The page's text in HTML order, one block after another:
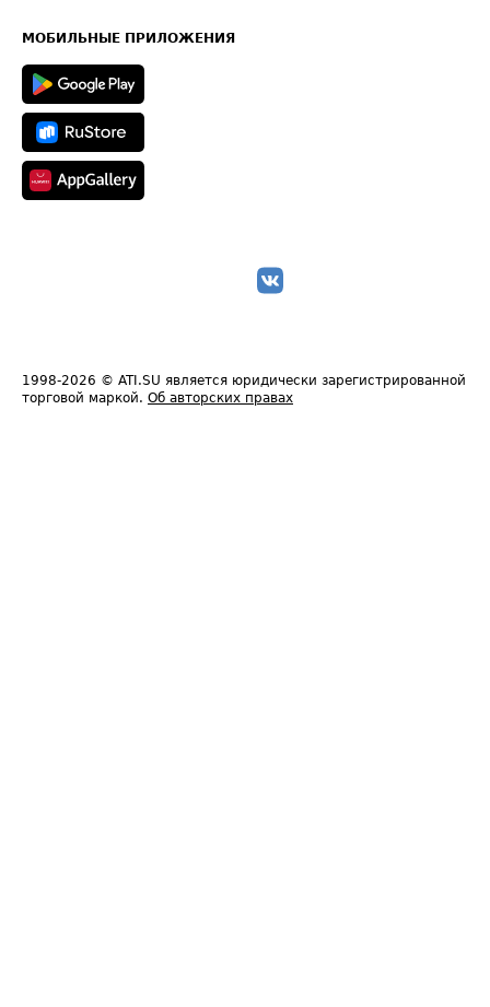
Техническая информация
МОБИЛЬНЫЕ ПРИЛОЖЕНИЯ
1998-2026 © ATI.SU является юридически зарегистрированной
торговой маркой. Об авторских правах